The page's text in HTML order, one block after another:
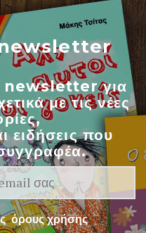
newsletter
newsletter για
με τις νέες
ειδήσεις που
όρους χρήσης